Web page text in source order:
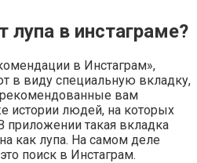
лупа в инстаграме?
в Инстаграм»,
в виду специальную вкладку,
вам
истории людей, на которых
приложении такая вкладка
как лупа. На самом деле
поиск в Инстаграм.